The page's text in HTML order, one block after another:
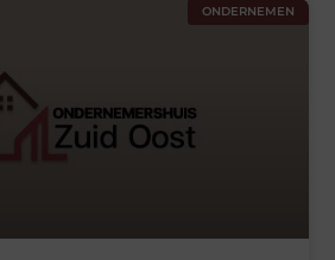
ONDERNEMEN